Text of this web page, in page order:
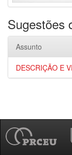
Sugestões
Assunto
DESCRIÇÃO E